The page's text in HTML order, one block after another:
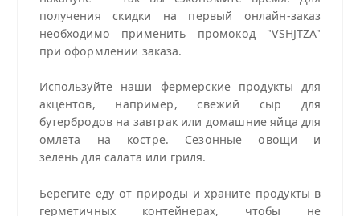
получения скидки на первый онлайн-заказ
необходимо применить промокод "VSHJTZA"
при оформлении заказа.
Используйте наши фермерские продукты для
акцентов, например, свежий сыр для
бутербродов на завтрак или домашние яйца для
омлета на костре. Сезонные овощи и
зелень для салата или гриля.
Берегите еду от природы и храните продукты в
герметичных контейнерах, чтобы не